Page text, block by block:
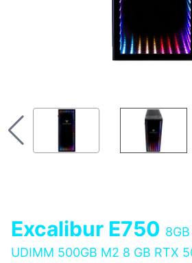
Excalibur E750
UDIMM 500GB M2 8 GB RTX